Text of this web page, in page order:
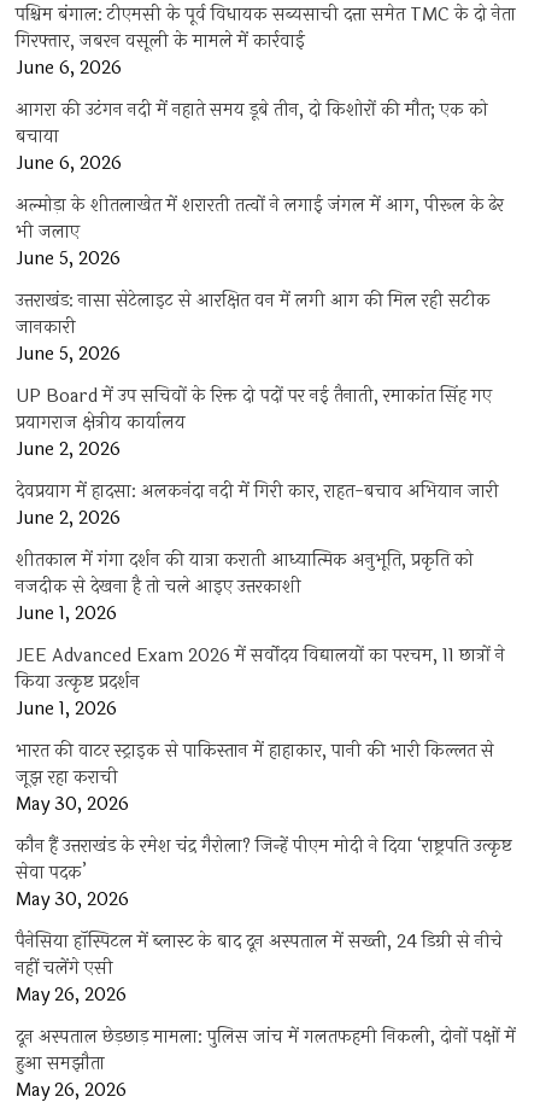
पश्चिम बंगाल: टीएमसी के पूर्व विधायक सब्यसाची दत्ता समेत TMC के दो नेता
गिरफ्तार, जबरन वसूली के मामले में कार्रवाई
June 6, 2026
आगरा की उटंगन नदी में नहाते समय डूबे तीन, दो किशोरों की मौत; एक को
बचाया
June 6, 2026
अल्मोड़ा के शीतलाखेत में शरारती तत्वों ने लगाई जंगल में आग, पीरूल के ढेर
भी जलाए
June 5, 2026
उत्तराखंड: नासा सेटेलाइट से आरक्षित वन में लगी आग की मिल रही सटीक
जानकारी
June 5, 2026
UP Board में उप सचिवों के रिक्त दो पदों पर नई तैनाती, रमाकांत सिंह गए
प्रयागराज क्षेत्रीय कार्यालय
June 2, 2026
देवप्रयाग में हादसा: अलकनंदा नदी में गिरी कार, राहत-बचाव अभियान जारी
June 2, 2026
शीतकाल में गंगा दर्शन की यात्रा कराती आध्यात्मिक अनुभूति, प्रकृति को
नजदीक से देखना है तो चले आइए उत्तरकाशी
June 1, 2026
JEE Advanced Exam 2026 में सर्वोदय विद्यालयों का परचम, 11 छात्रों ने
किया उत्कृष्ट प्रदर्शन
June 1, 2026
भारत की वाटर स्ट्राइक से पाकिस्तान में हाहाकार, पानी की भारी किल्लत से
जूझ रहा कराची
May 30, 2026
कौन हैं उत्तराखंड के रमेश चंद्र गैरोला? जिन्हें पीएम मोदी ने दिया ‘राष्ट्रपति उत्कृष्ट
सेवा पदक’
May 30, 2026
पैनेसिया हॉस्पिटल में ब्लास्ट के बाद दून अस्पताल में सख्ती, 24 डिग्री से नीचे
नहीं चलेंगे एसी
May 26, 2026
दून अस्पताल छेड़छाड़ मामला: पुलिस जांच में गलतफहमी निकली, दोनों पक्षों में
हुआ समझौता
May 26, 2026